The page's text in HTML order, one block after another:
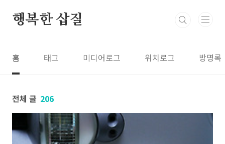
행복한 삽질
홈 태그 미디어로그 위치로그 방명록
전체 글 206